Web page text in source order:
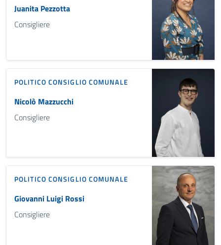
Juanita Pezzotta
Consigliere
POLITICO CONSIGLIO COMUNALE
Nicolò Mazzucchi
Consigliere
POLITICO CONSIGLIO COMUNALE
Giovanni Luigi Rossi
Consigliere